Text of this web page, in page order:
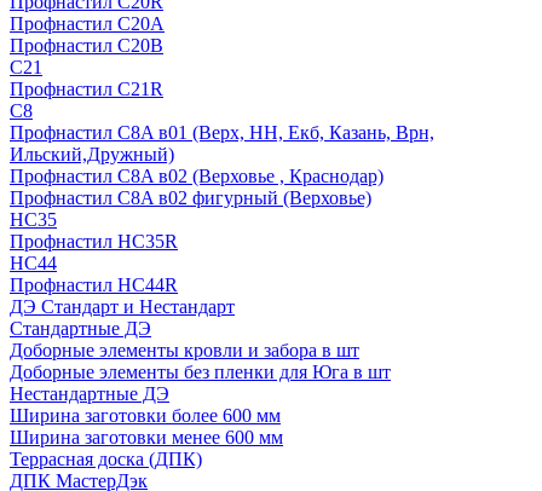
Профнастил С20А
Профнастил С20В
C21
Профнастил С21R
C8
Профнастил С8A в01 (Верх, НН, Екб, Казань, Врн,
Ильский,Дружный)
Профнастил С8A в02 (Верховье , Краснодар)
Профнастил С8A в02 фигурный (Верховье)
HС35
Профнастил HC35R
НС44
Профнастил НС44R
ДЭ Стандарт и Нестандарт
Стандартные ДЭ
Доборные элементы кровли и забора в шт
Доборные элементы без пленки для Юга в шт
Нестандартные ДЭ
Ширина заготовки более 600 мм
Ширина заготовки менее 600 мм
Террасная доска (ДПК)
ДПК МастерДэк